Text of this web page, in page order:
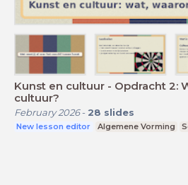
Kunst en cultuur - Opdracht 2:
cultuur?
February 2026- 28 slides
New lesson editor Algemene Vorming